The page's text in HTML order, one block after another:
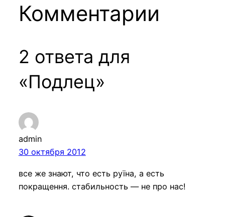
Комментарии
2 ответа для
«Подлец»
admin
30 октября 2012
все же знают, что есть руїна, а есть
покращення. стабильность — не про нас!